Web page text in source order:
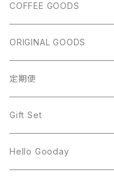
COFFEE GOODS
ORIGINAL GOODS
定期便
Gift Set
Hello Gooday